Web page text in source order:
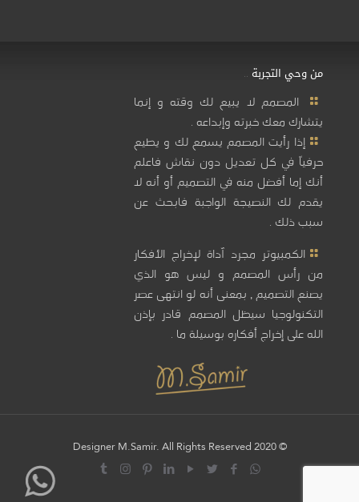
من وحي التجربة ..
المصمم لا يبيع لك وقته و إنما
يتشارك معك خبرته وإبداعه .
إذا رأيت المصمم يسمع لك و يطيع
حرفياً في كل تعديل دون نقاش فاعلم
أنك إما أفضل منه في التصميم أو أنه لا
يقدم لك النصيجة الواجبة فابحث عن
سبب ذلك .
الكمبيوتر مجرد آداة لإخراج الأفكار
من رأس المصمم و ليس هو الذي
يصنع التصميم , بمعنى أنه لو انتهى عصر
التكنولوجيا سيظل المصمم قادر بإذن
الله على إخراج أفكاره بوسيلة ما .
© 2020 Designer M.Samir. All Rights Reserved